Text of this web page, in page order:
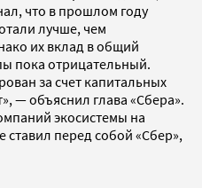
что в прошлом году
лучше, чем
их вклад в общий
пока отрицательный.
за счет капитальных
— объяснил глава «Сбера».
экосистемы на
ставил перед собой «Сбер»,